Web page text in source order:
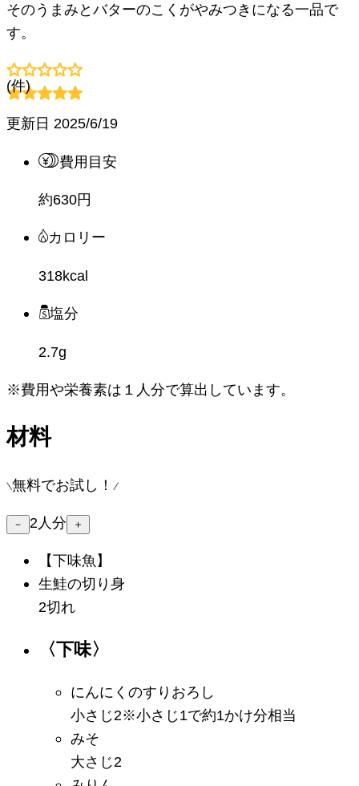
そのうまみとバターのこくがやみつきになる一品で
す。
(件)
更新日 2025/6/19
費用目安
約630円
カロリー
318kcal
塩分
2.7g
※費用や栄養素は １人分で算出しています。
材料
無料でお試し！
－ 2 人分 ＋
【下味魚】
生鮭の切り身
2切れ
〈下味〉
にんにくのすりおろし
小さじ2※小さじ1で約1かけ分相当
みそ
大さじ2